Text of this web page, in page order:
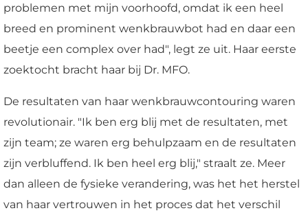
problemen met mijn voorhoofd, omdat ik een heel
breed en prominent wenkbrauwbot had en daar een
beetje een complex over had", legt ze uit. Haar eerste
zoektocht bracht haar bij Dr. MFO.
De resultaten van haar wenkbrauwcontouring waren
revolutionair. "Ik ben erg blij met de resultaten, met
zijn team; ze waren erg behulpzaam en de resultaten
zijn verbluffend. Ik ben heel erg blij," straalt ze. Meer
dan alleen de fysieke verandering, was het het herstel
van haar vertrouwen in het proces dat het verschil